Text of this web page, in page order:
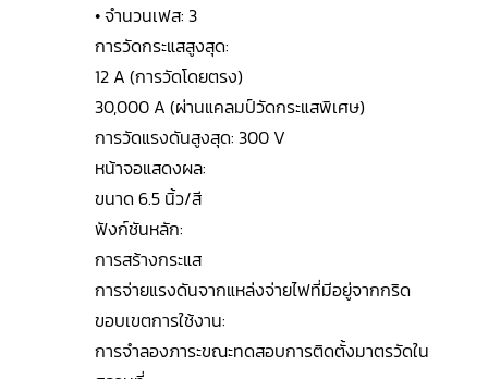
• จำนวนเฟส: 3
การวัดกระแสสูงสุด:
12 A (การวัดโดยตรง)
30,000 A (ผ่านแคลมป์วัดกระแสพิเศษ)
การวัดแรงดันสูงสุด: 300 V
หน้าจอแสดงผล:
ขนาด 6.5 นิ้ว/สี
ฟังก์ชันหลัก:
การสร้างกระแส
การจ่ายแรงดันจากแหล่งจ่ายไฟที่มีอยู่จากกริด
ขอบเขตการใช้งาน:
การจำลองภาระขณะทดสอบการติดตั้งมาตรวัดใน